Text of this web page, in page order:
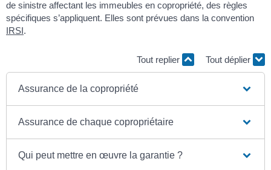
de sinistre affectant les immeubles en copropriété, des règles
spécifiques s’appliquent. Elles sont prévues dans la convention
IRSI.
Tout replier Tout déplier
Assurance de la copropriété
Assurance de chaque copropriétaire
Qui peut mettre en œuvre la garantie ?